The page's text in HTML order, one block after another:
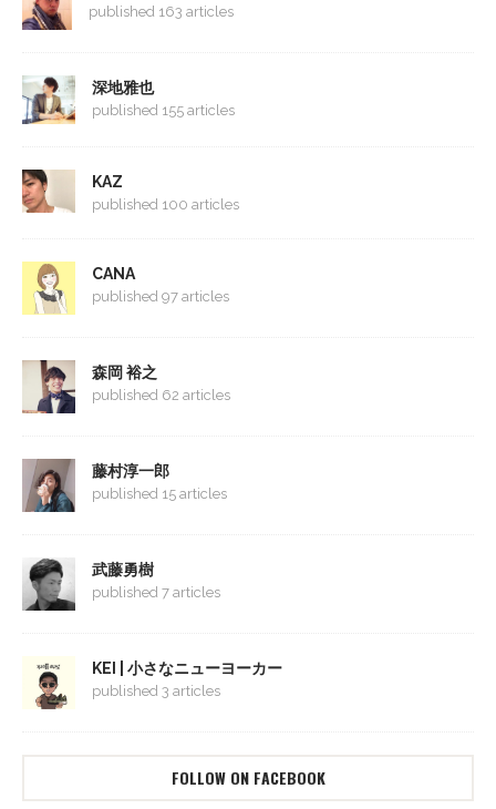
published 163 articles
深地雅也
published 155 articles
KAZ
published 100 articles
CANA
published 97 articles
森岡 裕之
published 62 articles
藤村淳一郎
published 15 articles
武藤勇樹
published 7 articles
KEI | 小さなニューヨーカー
published 3 articles
FOLLOW ON FACEBOOK